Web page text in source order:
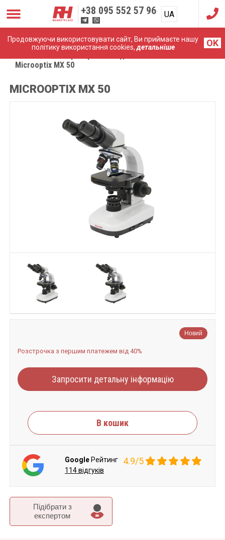
Продовжуючи використовувати сайт, Ви приймаєте нашу
політику використання cookies,детальніше OK
+38 095 552 57 96 UA
RU
Microoptix MX 50
MICROOPTIX MX 50
Підібрати з
експертом
Новий
Розстрочка з першим платежем від 40%
Запросити детальну інформацію
В кошик
Google Рейтинг 4.9/5
114 відгуків